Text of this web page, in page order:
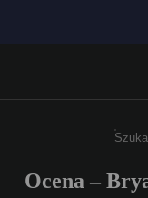
Ocena –